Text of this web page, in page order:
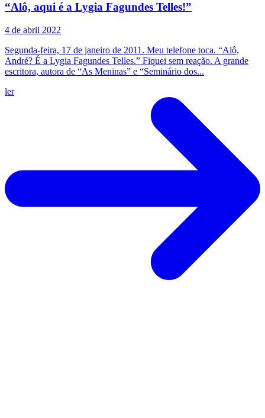
“Alô, aqui é a Lygia Fagundes Telles!”
4 de abril 2022
Segunda-feira, 17 de janeiro de 2011. Meu telefone toca. “Alô,
André? É a Lygia Fagundes Telles.” Fiquei sem reação. A grande
escritora, autora de “As Meninas” e “Seminário dos...
ler